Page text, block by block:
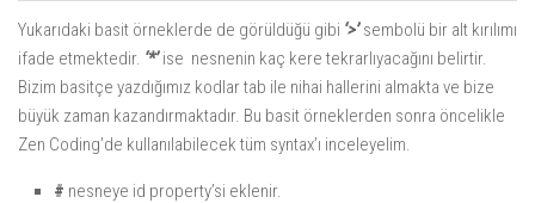
Yukarıdaki basit örneklerde de görüldüğü gibi ‘>’sembolü bir alt kırılımı
ifade etmektedir. ‘*’ise nesnenin kaç kere tekrarlıyacağını belirtir.
Bizim basitçe yazdığımız kodlar tab ile nihai hallerini almakta ve bize
büyük zaman kazandırmaktadır. Bu basit örneklerden sonra öncelikle
Zen Coding’de kullanılabilecek tüm syntax’ı inceleyelim.
# nesneye id property’si eklenir.